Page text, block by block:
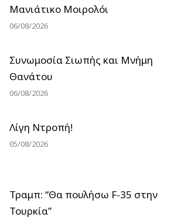
Μανιάτικο Μοιρολόι
06/08/2026
Συνωμοσία Σιωπής και Μνήμη
Θανάτου
06/08/2026
Λίγη Ντροπή!
05/08/2026
Τραμπ: “Θα πουλήσω F-35 στην
Τουρκία”